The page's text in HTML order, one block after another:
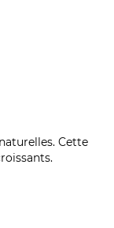
Cette